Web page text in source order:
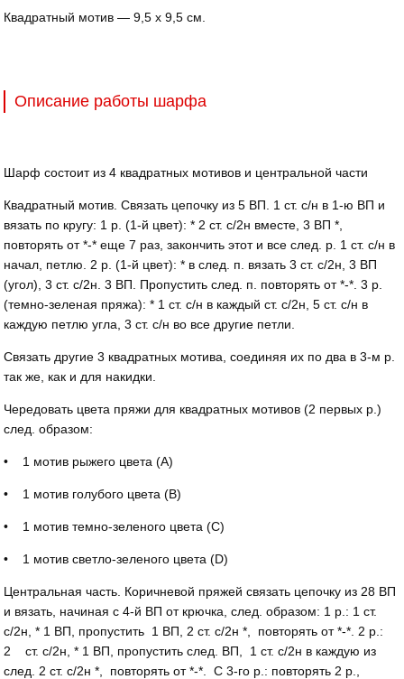
Квадратный мотив — 9,5 х 9,5 см.
Описание работы шарфа
Шарф состоит из 4 квадратных мотивов и центральной части
Квадратный мотив. Связать цепочку из 5 ВП. 1 ст. с/н в 1-ю ВП и
вязать по кругу: 1 р. (1-й цвет): * 2 ст. с/2н вместе, 3 ВП *,
повторять от *-* еще 7 раз, закончить этот и все след. р. 1 ст. с/н в
начал, петлю. 2 р. (1-й цвет): * в след. п. вязать 3 ст. с/2н, 3 ВП
(угол), 3 ст. с/2н. 3 ВП. Пропустить след. п. повторять от *-*. 3 р.
(темно-зеленая пряжа): * 1 ст. с/н в каждый ст. с/2н, 5 ст. с/н в
каждую петлю угла, 3 ст. с/н во все другие петли.
Связать другие 3 квадратных мотива, соединяя их по два в 3-м р.
так же, как и для накидки.
Чередовать цвета пряжи для квадратных мотивов (2 первых р.)
след. образом:
• 1 мотив рыжего цвета (А)
• 1 мотив голубого цвета (В)
• 1 мотив темно-зеленого цвета (С)
• 1 мотив светло-зеленого цвета (D)
Центральная часть. Коричневой пряжей связать цепочку из 28 ВП
и вязать, начиная с 4-й ВП от крючка, след. образом: 1 р.: 1 ст.
с/2н, * 1 ВП, пропустить 1 ВП, 2 ст. с/2н *, повторять от *-*. 2 р.:
2 ст. с/2н, * 1 ВП, пропустить след. ВП, 1 ст. с/2н в каждую из
след. 2 ст. с/2н *, повторять от *-*. С 3-го р.: повторять 2 р.,